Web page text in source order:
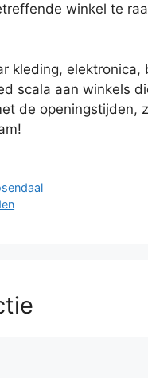
winkel te
kleding,
scala aan winkels
de openingstijden,